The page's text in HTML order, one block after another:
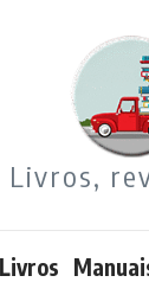
Livros,
Livros